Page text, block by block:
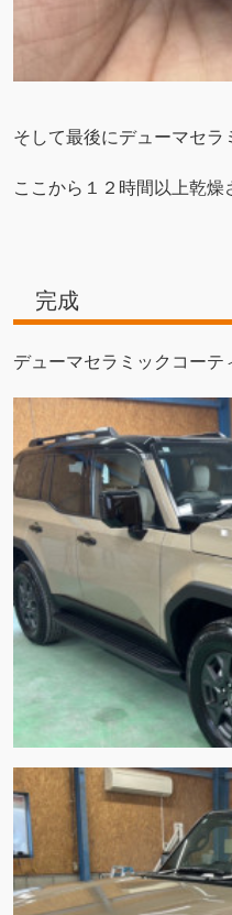
そして最後にデューマセラ
ここから１２時間以上乾燥
完成
デューマセラミックコーテ